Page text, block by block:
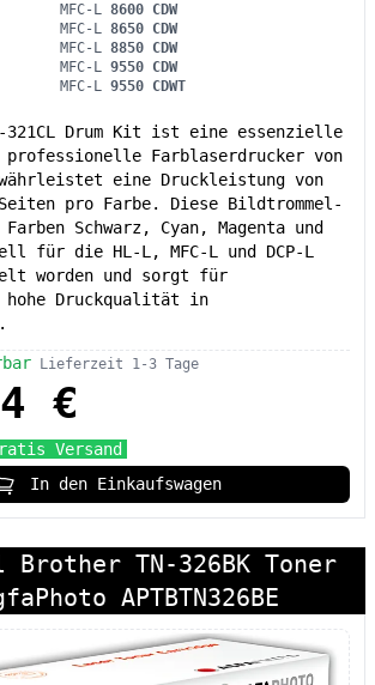
MFC-L 8600 CDW
MFC-L 8650 CDW
MFC-L 8850 CDW
MFC-L 9550 CDW
MFC-L 9550 CDWT
321CL Drum Kit ist eine essenzielle
professionelle Farblaserdrucker von
eine Druckleistung von
pro Farbe. Diese Bildtrommel-
Schwarz, Cyan, Magenta und
für die HL-L, MFC-L und DCP-L
worden und sorgt für
hohe Druckqualität in
Lieferzeit 1-3 Tage
€
Versand
In den Einkaufswagen
Brother TN-326BK Toner
APTBTN326BE